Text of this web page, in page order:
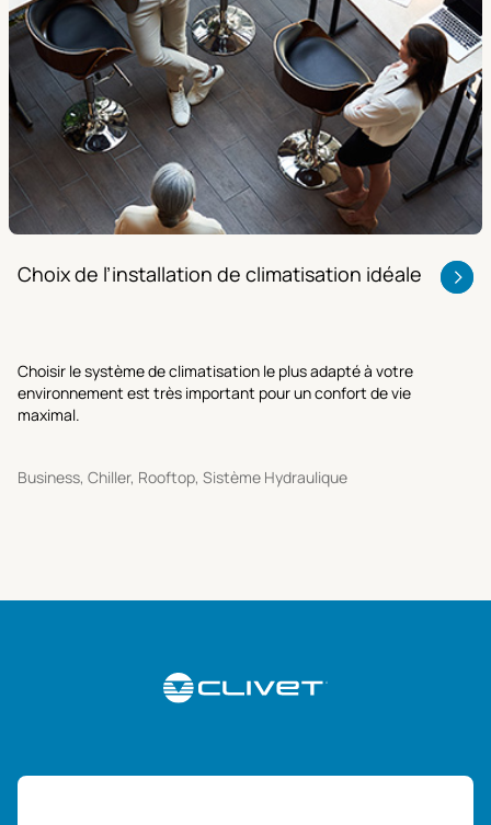
Choix de l’installation de climatisation idéale
Choisir le système de climatisation le plus adapté à votre
environnement est très important pour un confort de vie
maximal.
Business, Chiller, Rooftop, Sistème Hydraulique